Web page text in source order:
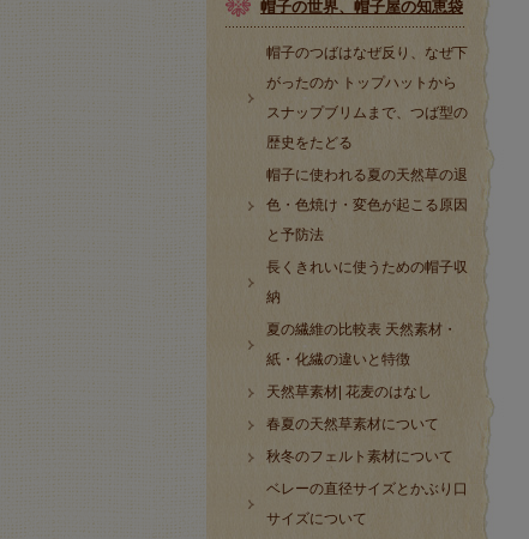
帽子の世界、帽子屋の知恵袋
帽子のつばはなぜ反り、なぜ下
がったのか トップハットから
スナップブリムまで、つば型の
歴史をたどる
帽子に使われる夏の天然草の退
色・色焼け・変色が起こる原因
と予防法
長くきれいに使うための帽子収
納
夏の繊維の比較表 天然素材・
紙・化繊の違いと特徴
天然草素材| 花麦のはなし
春夏の天然草素材について
秋冬のフェルト素材について
ベレーの直径サイズとかぶり口
サイズについて